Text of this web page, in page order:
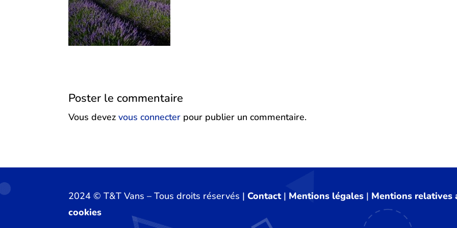
Poster le commentaire
Vous devezvous connecter pour publier un commentaire.
2024 ©️ T&T Vans – Tous droits réservés | Contact| Mentions légales | Mentions relatives
cookies